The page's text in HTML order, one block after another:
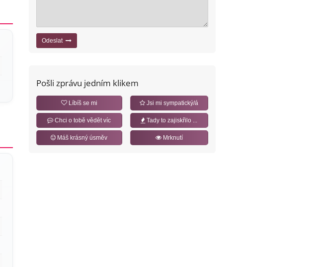
Odeslat
Pošli zprávu jedním klikem
Líbíš se mi Jsi mi sympatický/á
Chci o tobě vědět víc Tady to zajiskřilo ...
Máš krásný úsměv Mrknutí